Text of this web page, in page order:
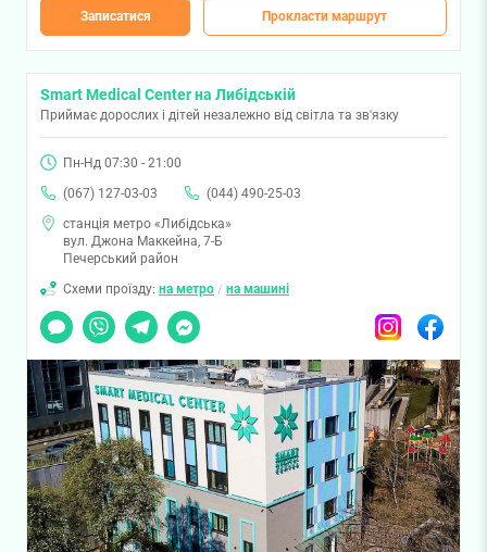
Записатися Прокласти маршрут
Smart Medical Center на Либідській
Приймає дорослих і дітей незалежно від світла та зв'язку
Пн-Нд 07:30 - 21:00
(067) 127-03-03
(044) 490-25-03
станція метро «Либідська»
вул. Джона Маккейна, 7-Б
Печерський район
Схеми проїзду: на метро / на машині
Чат
Viber TelegramMessenger InstagramFacebook